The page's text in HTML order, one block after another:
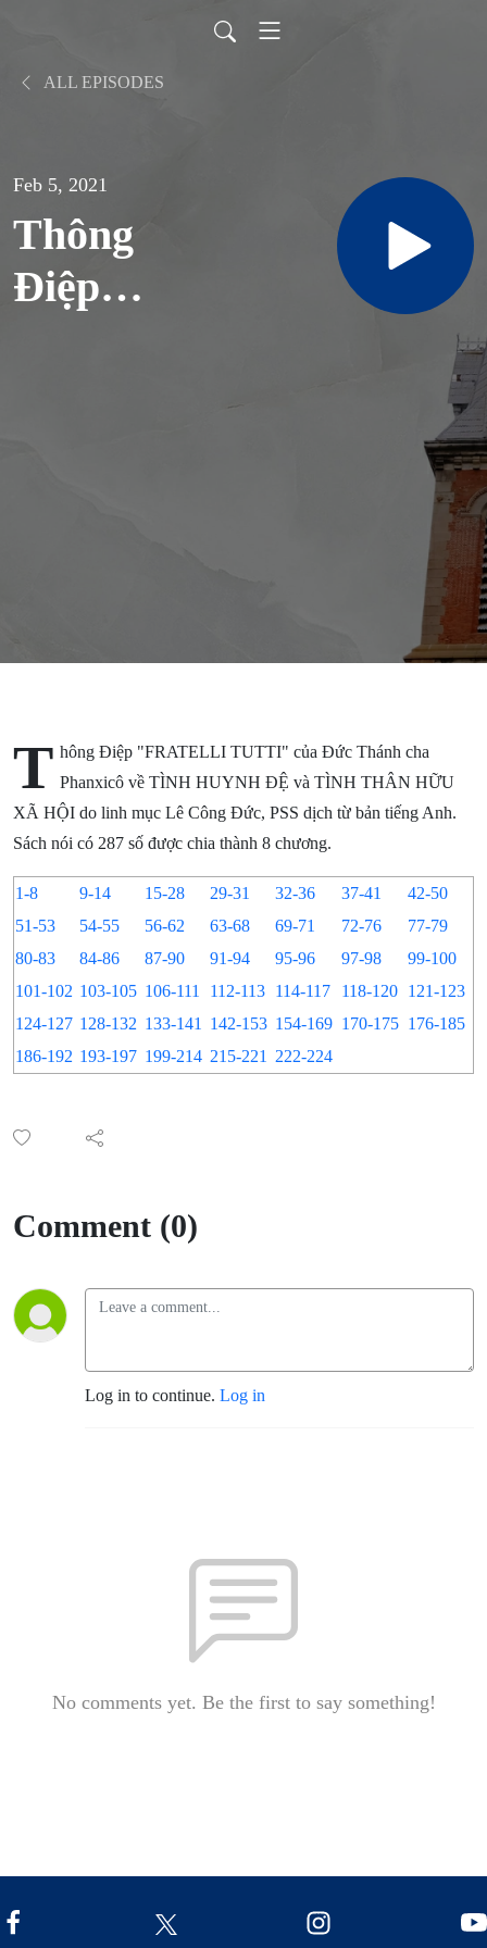
ALL EPISODES
Feb 5, 2021
Thông
Điệp
120
T hông Điệp "FRATELLI TUTTI" của Đức Thánh cha
Phanxicô về TÌNH HUYNH ĐỆ và TÌNH THÂN HỮU
XÃ HỘI do linh mục Lê Công Đức, PSS dịch từ bản tiếng Anh.
Sách nói có 287 số được chia thành 8 chương.
1-8 9-14 15-28 29-31 32-36 37-41
42-50
51-53
54-55 56-62 63-68 69-71 72-76
77-79
80-83
84-86 87-90 91-94 95-96 97-98
99-100
101-102 103-105 106-111 112-113 114-117 118-120 121-123
124-127 128-132 133-141 142-153 154-169 170-175 176-185
186-192 193-197 199-214 215-221 222-224
Comment (0)
Log in to continue. Log in
No comments yet. Be the first to say something!